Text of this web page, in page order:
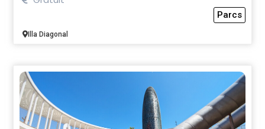
Parcs
Illa Diagonal